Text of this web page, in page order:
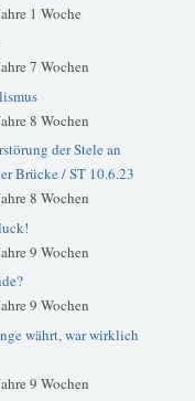
1 Woche
7 Wochen
8 Wochen
der Stele an
Brücke / ST 10.6.23
8 Wochen
9 Wochen
9 Wochen
währt, war wirklich
9 Wochen